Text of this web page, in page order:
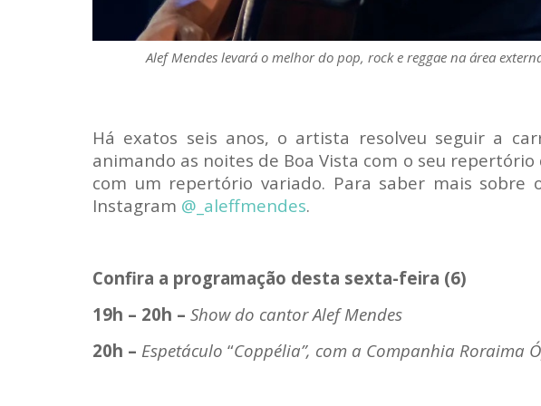
Alef Mendes levará o melhor do pop, rock e reggae na área
Há exatos seis anos, o artista resolveu seguir a
animando as noites de Boa Vista com o seu
com um repertório variado. Para saber mais sobre
Instagram @_aleffmendes.
Confira a programação desta sexta-feira (6)
19h – 20h – Show do cantor Alef Mendes
20h – Espetáculo “Coppélia”, com a Companhia Roraima